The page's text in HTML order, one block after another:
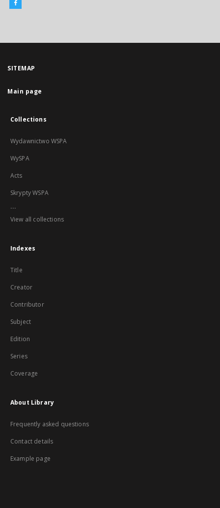
SITEMAP
Main page
Collections
Wydawnictwo WSPA
WySPA
Acts
Skrypty WSPA
...
View all collections
Indexes
Title
Creator
Contributor
Subject
Edition
Series
Coverage
About Library
Frequently asked questions
Contact details
Example page